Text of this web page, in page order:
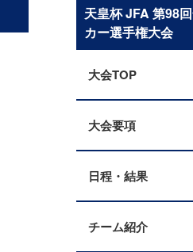
天皇杯 JFA 第98
カー選手権大会
大会TOP
大会要項
日程・結果
チーム紹介